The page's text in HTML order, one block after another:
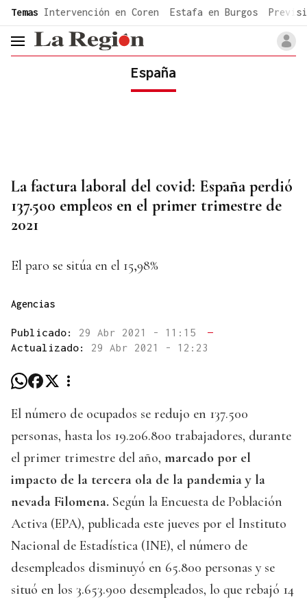
common.go-to-content
Temas Intervención en Coren Estafa en Burgos
header.menu.open
España
La factura laboral del covid: España perdió
137.500 empleos en el primer trimestre de
2021
El paro se sitúa en el 15,98%
Agencias
Publicado: 29 Abr 2021 - 11:15
—
Actualizado: 29 Abr 2021 - 12:23
El número de ocupados se redujo en 137.500
personas, hasta los 19.206.800 trabajadores, durante
el primer trimestre del año, marcado por el
impacto de la tercera ola de la pandemia y la
nevada Filomena. Según la Encuesta de Población
Activa (EPA), publicada este jueves por el Instituto
Nacional de Estadística (INE), el número de
desempleados disminuyó en 65.800 personas y se
situó en los 3.653.900 desempleados, lo que rebajó 14